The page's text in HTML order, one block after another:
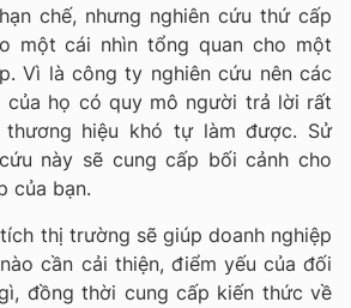
chế, nhưng nghiên cứu thứ cấp
một cái nhìn tổng quan cho một
Vì là công ty nghiên cứu nên các
của họ có quy mô người trả lời rất
hiệu khó tự làm được. Sử
này sẽ cung cấp bối cảnh cho
của bạn.
thị trường sẽ giúp doanh nghiệp
cần cải thiện, điểm yếu của đối
đồng thời cung cấp kiến thức về